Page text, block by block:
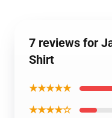
7 reviews for
Shirt
★★★★★
★★★★☆